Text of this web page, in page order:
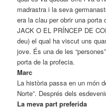
madrastra i la seva
era la clau per obrir una porta
JACK O EL PRÍNCEP DE
deu) el qual ha viscut uns
jove. És una de les
porta de la profecia.
Marc
La història passa en un món
Norte”. Després dels
La meva part preferida